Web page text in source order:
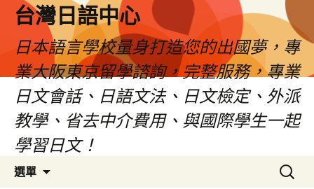
台灣日語中心
日本語言學校量身打造您的出國夢，專
業大阪東京留學諮詢，完整服務，專業
日文會話、日語文法、日文檢定、外派
教學、省去中介費用、與國際學生一起
學習日文！
選單
搜
尋